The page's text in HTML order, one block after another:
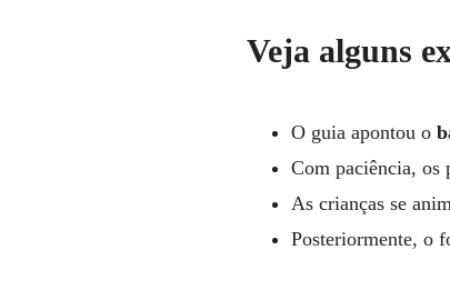
Veja alguns
O guia apontou o
Com paciência, os
As crianças se
Posteriormente, o